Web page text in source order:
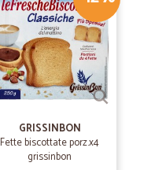
GRISSINBON
Fette biscottate porz.x4
grissinbon